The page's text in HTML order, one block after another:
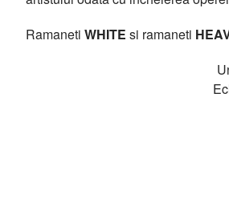
Ramaneti WHITE si ramaneti